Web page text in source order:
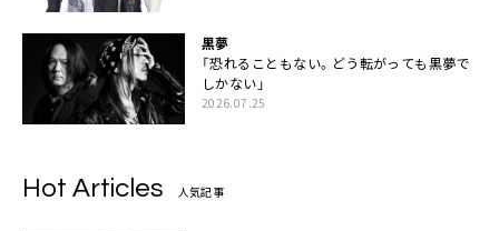
黒夢
「恐れることもない。どう転がっても黒夢で
しかない」
2026.07.25
Hot Articles 人気記事